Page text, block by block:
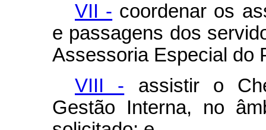
VII - coordenar os
e passagens dos
Assessoria Especial do
VIII - assistir o
Gestão Interna, no